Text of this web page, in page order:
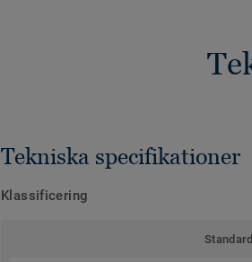
Tekniska specifikationer
Klassificering
Standard